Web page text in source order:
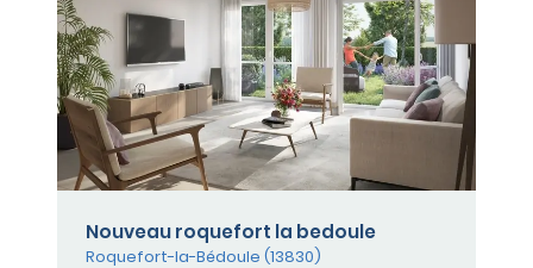
Nouveau roquefort la bedoule
Roquefort-la-Bédoule (13830)